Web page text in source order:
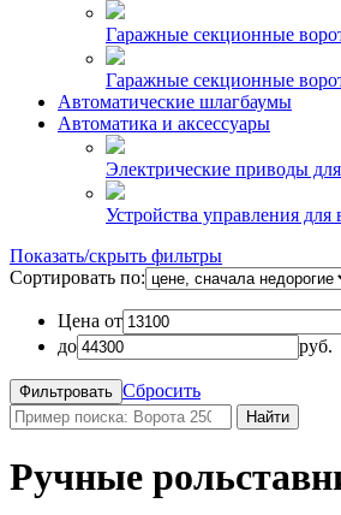
Гаражные секционные
Гаражные секционные
Автоматические шлагбаумы
Автоматика и аксессуары
Электрические приводы
Устройства управления для
Показать/скрыть фильтры
Сортировать по:
Цена от
до
руб.
Сбросить
Найти
Ручные